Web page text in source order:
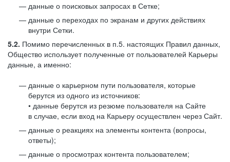
данные о поисковых запросах в Сетке;
данные о переходах по экранам и других действиях
внутри Сетки.
5.2. Помимо перечисленных в п.5. настоящих Правил данных,
Общество использует полученные от пользователей Карьеры
данные, а именно:
данные о карьерном пути пользователя, которые
берутся из одного из источников:
• данные берутся из резюме пользователя на Сайте
в случае, если вход на Карьеру осуществлен через Сайт.
данные о реакциях на элементы контента (вопросы,
ответы);
данные о просмотрах контента пользователем;